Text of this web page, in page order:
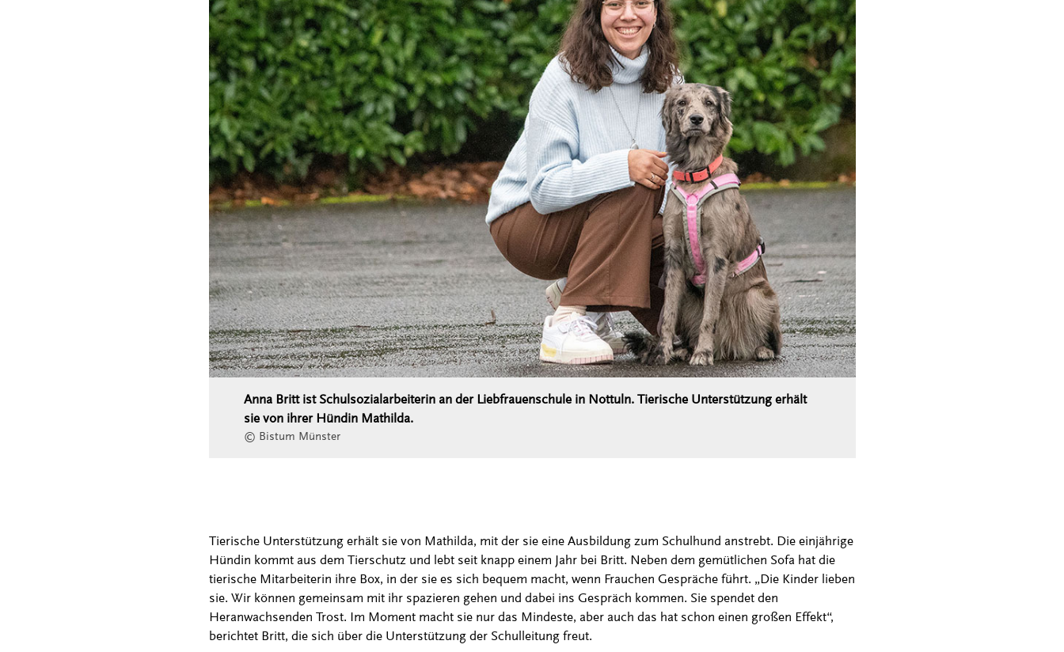
Anna Britt ist Schulsozialarbeiterin an der Liebfrauenschule in Nottuln. Tierische Unterstützung erhält
sie von ihrer Hündin Mathilda.
© Bistum Münster
Tierische Unterstützung erhält sie von Mathilda, mit der sie eine Ausbildung zum Schulhund anstrebt. Die einjährige
Hündin kommt aus dem Tierschutz und lebt seit knapp einem Jahr bei Britt. Neben dem gemütlichen Sofa hat die
tierische Mitarbeiterin ihre Box, in der sie es sich bequem macht, wenn Frauchen Gespräche führt. „Die Kinder lieben
sie. Wir können gemeinsam mit ihr spazieren gehen und dabei ins Gespräch kommen. Sie spendet den
Heranwachsenden Trost. Im Moment macht sie nur das Mindeste, aber auch das hat schon einen großen Effekt“,
berichtet Britt, die sich über die Unterstützung der Schulleitung freut.